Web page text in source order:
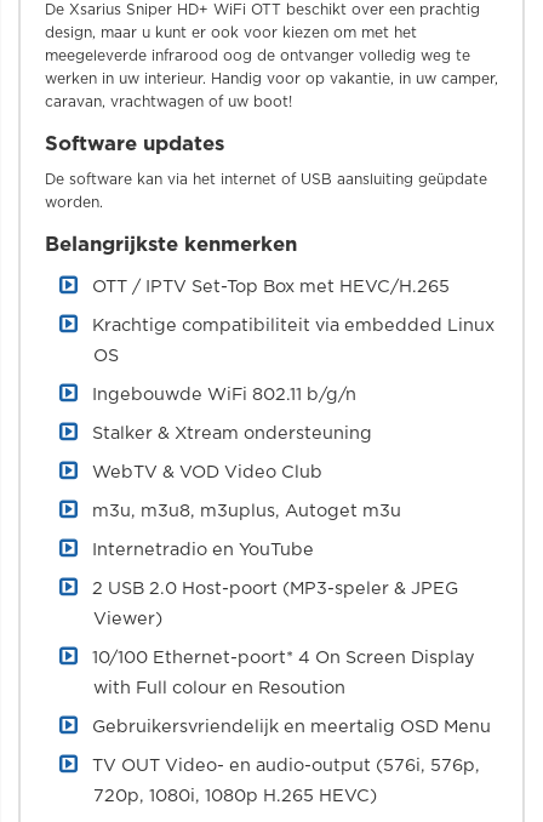
De Xsarius Sniper HD+ WiFi OTT beschikt over een prachtig
design, maar u kunt er ook voor kiezen om met het
meegeleverde infrarood oog de ontvanger volledig weg te
werken in uw interieur. Handig voor op vakantie, in uw camper,
caravan, vrachtwagen of uw boot!
Software updates
De software kan via het internet of USB aansluiting geüpdate
worden.
Belangrijkste kenmerken
OTT / IPTV Set-Top Box met HEVC/H.265
Krachtige compatibiliteit via embedded Linux
OS
Ingebouwde WiFi 802.11 b/g/n
Stalker & Xtream ondersteuning
WebTV & VOD Video Club
m3u, m3u8, m3uplus, Autoget m3u
Internetradio en YouTube
2 USB 2.0 Host-poort (MP3-speler & JPEG
Viewer)
10/100 Ethernet-poort* 4 On Screen Display
with Full colour en Resoution
Gebruikersvriendelijk en meertalig OSD Menu
TV OUT Video- en audio-output (576i, 576p,
720p, 1080i, 1080p H.265 HEVC)